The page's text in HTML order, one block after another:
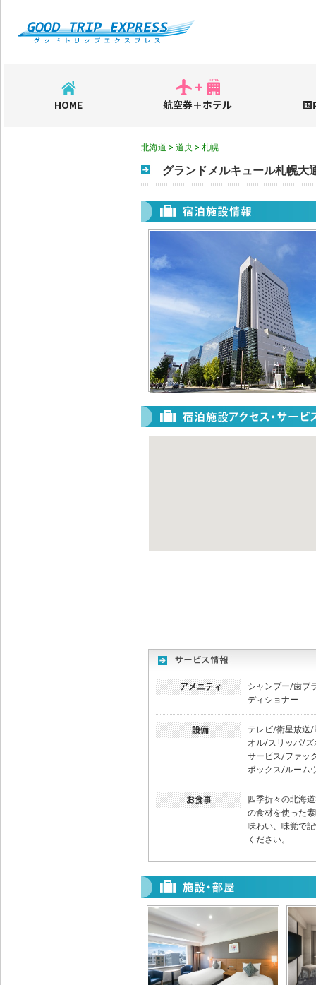
HOME 航空券＋ホテル 国
北海道 > 道央 > 札幌
グランドメルキュール札幌大
シャンプー/歯ブ
ディショナー
テレビ/衛星放送/
オル/スリッパ/
サービス/ファッ
ボックス/ルーム
四季折々の北海
の食材を使った
味わい、味覚で
ください。